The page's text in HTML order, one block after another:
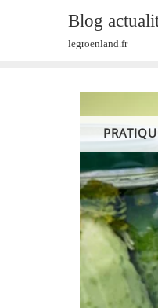
Blog
legroenland.fr